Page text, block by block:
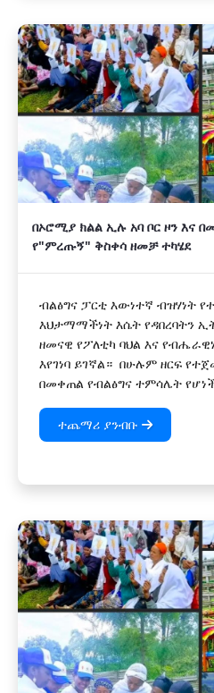
በኦሮሚያ ክልል ኢሉ አባ ቦር ዞን እና
የ"ምረጡኝ" ቅስቀሳ ዘመቻ ተካሄደ
ብልፅግና ፓርቲ እውነተኛ ብዝሃነት
እህታማማችነት እሴት የዳበረባትን
ዘመናዊ የፖለቲካ ባህል እና
እየገነባ ይገኛል። በሁሉም ዘርፍ
በመቀጠል የብልፅግና ተምሳሌት
ተጨማሪ ያንብቡ